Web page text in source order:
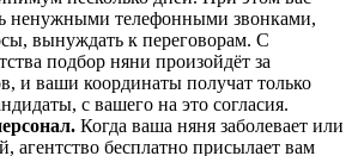
ненужными телефонными звонками,
вынуждать к переговорам. С
подбор няни произойдёт за
и ваши координаты получат только
с вашего на это согласия.
Когда ваша няня заболевает или
агентство бесплатно присылает вам